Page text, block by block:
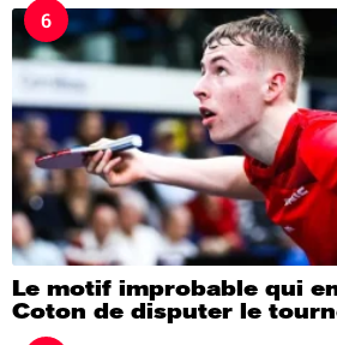
6
Le motif improbable qui
Coton de disputer le